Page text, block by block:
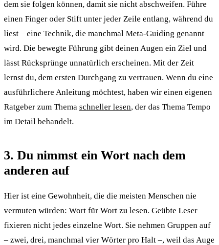
dem sie folgen können, damit sie nicht abschweifen. Führe
einen Finger oder Stift unter jeder Zeile entlang, während du
liest – eine Technik, die manchmal Meta-Guiding genannt
wird. Die bewegte Führung gibt deinen Augen ein Ziel und
lässt Rücksprünge unnatürlich erscheinen. Mit der Zeit
lernst du, dem ersten Durchgang zu vertrauen. Wenn du eine
ausführlichere Anleitung möchtest, haben wir einen eigenen
Ratgeber zum Thema schneller lesen, der das Thema Tempo
im Detail behandelt.
3. Du nimmst ein Wort nach dem
anderen auf
Hier ist eine Gewohnheit, die die meisten Menschen nie
vermuten würden: Wort für Wort zu lesen. Geübte Leser
fixieren nicht jedes einzelne Wort. Sie nehmen Gruppen auf
– zwei, drei, manchmal vier Wörter pro Halt –, weil das Auge